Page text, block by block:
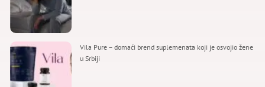
Vila Pure – domaći brend suplemenata koji je osvojio žene
u Srbiji